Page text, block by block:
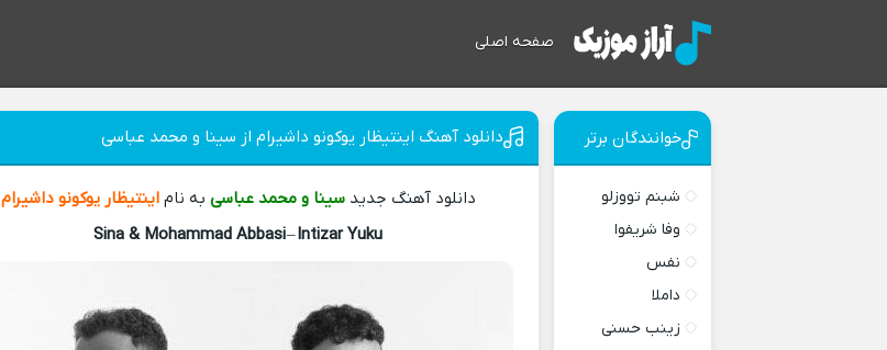
صفحه اصلی
دانلود آهنگ اینتیظار یوکونو داشیرام از سینا و محمد عباسی
دانلود آهنگ جدیدسینا و محمد عباسی به ناماینتیظار یوکونو داشیرام
Sina & Mohammad Abbasi–Intizar Yuku
خوانندگان برتر
شبنم تووزلو
وفا شریفوا
نفس
داملا
زینب حسنی